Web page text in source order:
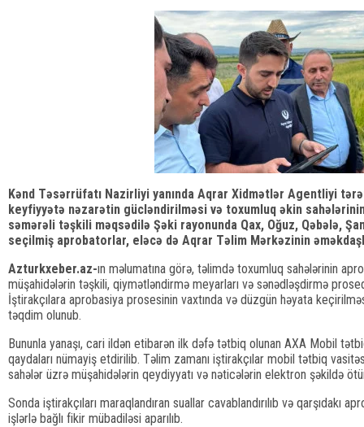
Kənd Təsərrüfatı Nazirliyi yanında Aqrar Xidmətlər Agentliyi
keyfiyyətə nəzarətin gücləndirilməsi və toxumluq əkin
səmərəli təşkili məqsədilə Şəki rayonunda Qax, Oğuz, Qəbələ,
seçilmiş aprobatorlar, eləcə də Aqrar Təlim Mərkəzinin
Azturkxeber.az-ın məlumatına görə, təlimdə toxumluq sahələrinin
müşahidələrin təşkili, qiymətləndirmə meyarları və sənədləşdirmə
İştirakçılara aprobasiya prosesinin vaxtında və düzgün həyata
təqdim olunub.
Bununla yanaşı, cari ildən etibarən ilk dəfə tətbiq olunan AXA Mobil
qaydaları nümayiş etdirilib. Təlim zamanı iştirakçılar mobil tətbiq
sahələr üzrə müşahidələrin qeydiyyatı və nəticələrin elektron şəkildə
Sonda iştirakçıları maraqlandıran suallar cavablandırılıb və qarşıdakı
işlərlə bağlı fikir mübadiləsi aparılıb.